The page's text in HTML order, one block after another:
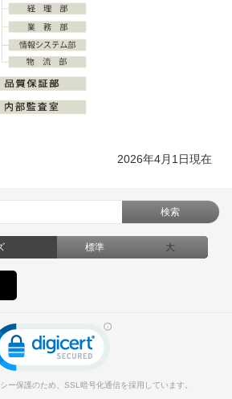
2026年4月1日現在
検索
大
標準
ー保護のため、SSL暗号化通信を採用しています。